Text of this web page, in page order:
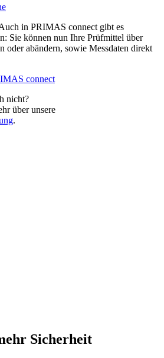
in PRIMAS connect gibt es
Sie können nun Ihre Prüfmittel über
oder abändern, sowie Messdaten direkt
connect
nicht?
über unsere
.
Sicherheit